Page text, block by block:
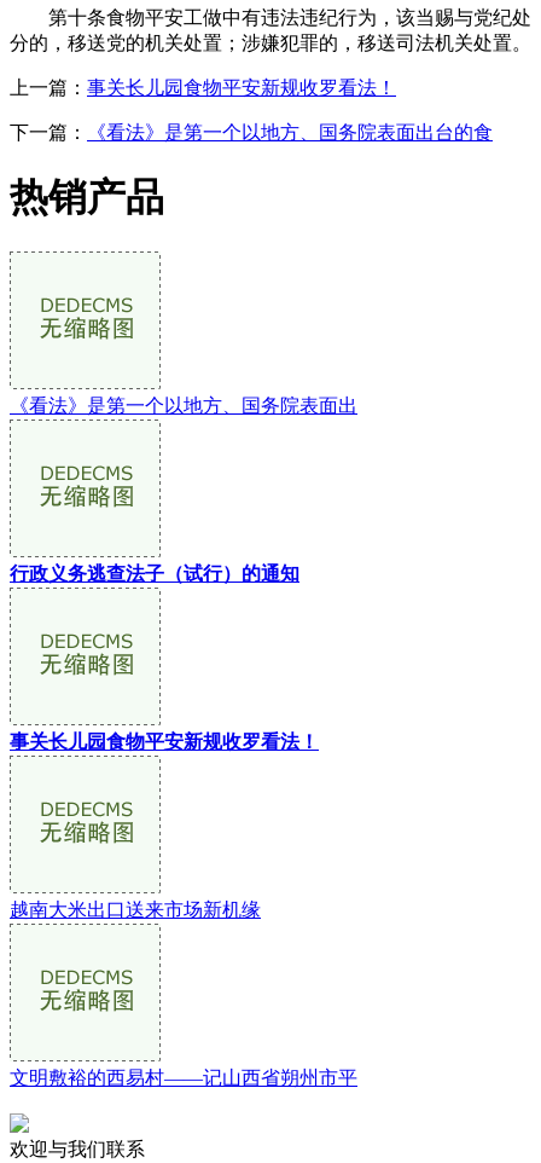
第十条食物平安工做中有违法违纪行为，该当赐与党纪处
分的，移送党的机关处置；涉嫌犯罪的，移送司法机关处置。
上一篇： 事关长儿园食物平安新规收罗看法！
下一篇： 《看法》是第一个以地方、国务院表面出台的食
热销产品
《看法》是第一个以地方、国务院表面出
行政义务逃查法子（试行）的通知
事关长儿园食物平安新规收罗看法！
越南大米出口送来市场新机缘
文明敷裕的西易村——记山西省朔州市平
欢迎与我们联系